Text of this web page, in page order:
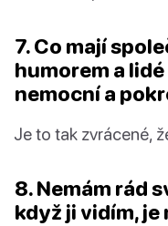
7. Co mají
humorem a
nemocní a
Je to tak zvrácené,
8. Nemám rád
když ji vidím, je